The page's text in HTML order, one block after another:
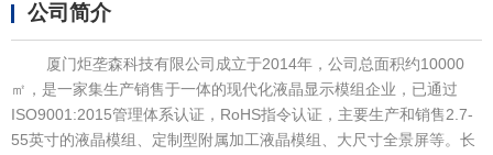
公司简介
厦门炬垄森科技有限公司成立于2014年，公司总面积约10000
㎡，是一家集生产销售于一体的现代化液晶显示模组企业，已通过
ISO9001:2015管理体系认证，RoHS指令认证，主要生产和销售2.7-
55英寸的液晶模组、定制型附属加工液晶模组、大尺寸全景屏等。长